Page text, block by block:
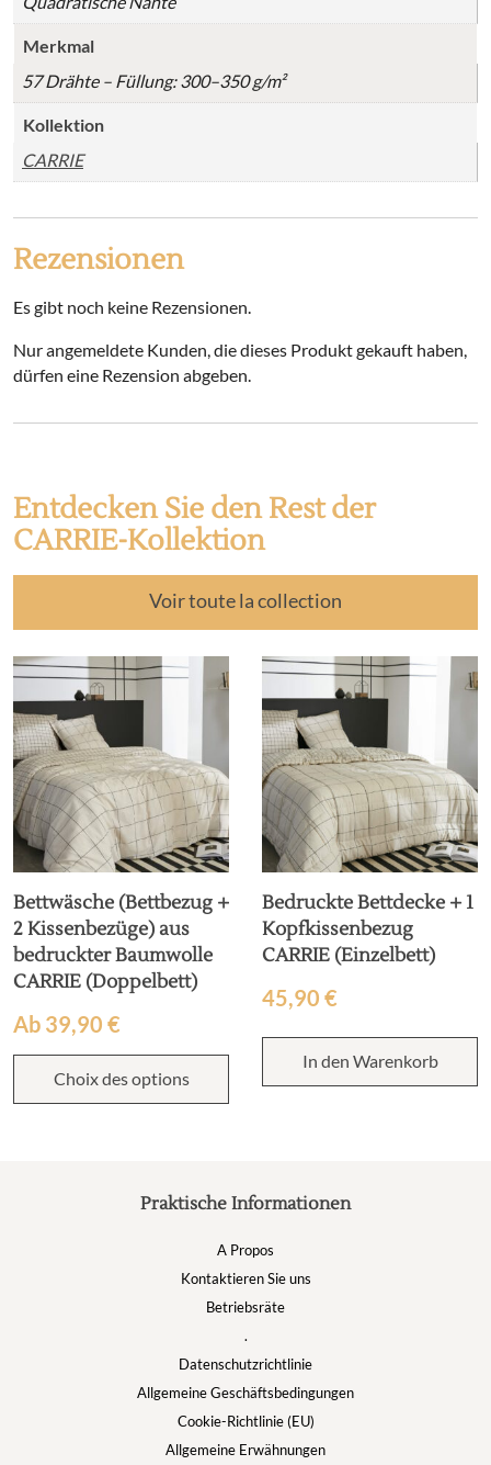
Merkmal
57 Drähte – Füllung: 300–350 g/m²
Kollektion
CARRIE
Rezensionen
Es gibt noch keine Rezensionen.
Nur angemeldete Kunden, die dieses Produkt gekauft haben,
dürfen eine Rezension abgeben.
Entdecken Sie den Rest der
CARRIE-Kollektion
Voir toute la collection
Bettwäsche (Bettbezug +
2 Kissenbezüge) aus
bedruckter Baumwolle
CARRIE (Doppelbett)
Ab 39,90 €
Choix des options
Bedruckte Bettdecke + 1
Kopfkissenbezug
CARRIE (Einzelbett)
45,90 €
In den Warenkorb
Praktische Informationen
A Propos
Kontaktieren Sie uns
Betriebsräte
.
Datenschutzrichtlinie
Allgemeine Geschäftsbedingungen
Cookie-Richtlinie (EU)
Allgemeine Erwähnungen